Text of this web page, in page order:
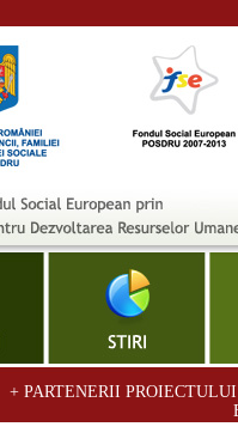
+ PARTENERII